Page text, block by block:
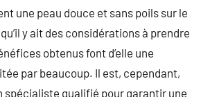
une peau douce et sans poils sur le
y ait des considérations à prendre
obtenus font d’elle une
par beaucoup. Il est, cependant,
spécialiste qualifié pour garantir une